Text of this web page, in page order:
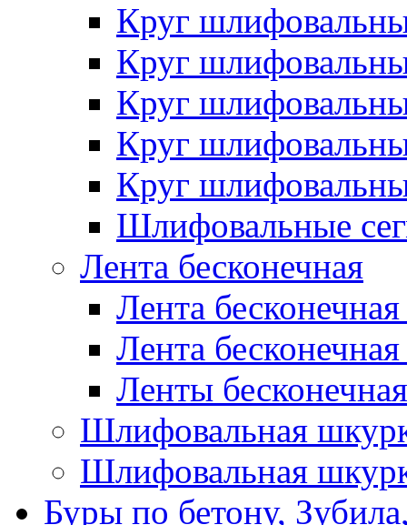
Круг
Круг
Круг
Круг
Круг
Шлифовальные
Лента бесконечная
Лента
Лента
Ленты
Шлифовальная
Шлифовальная
Буры по бетону,